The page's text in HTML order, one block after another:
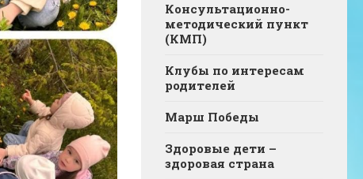
Консультационно-
методический пункт
(КМП)
Клубы по интересам
родителей
Марш Победы
Здоровые дети –
здоровая страна